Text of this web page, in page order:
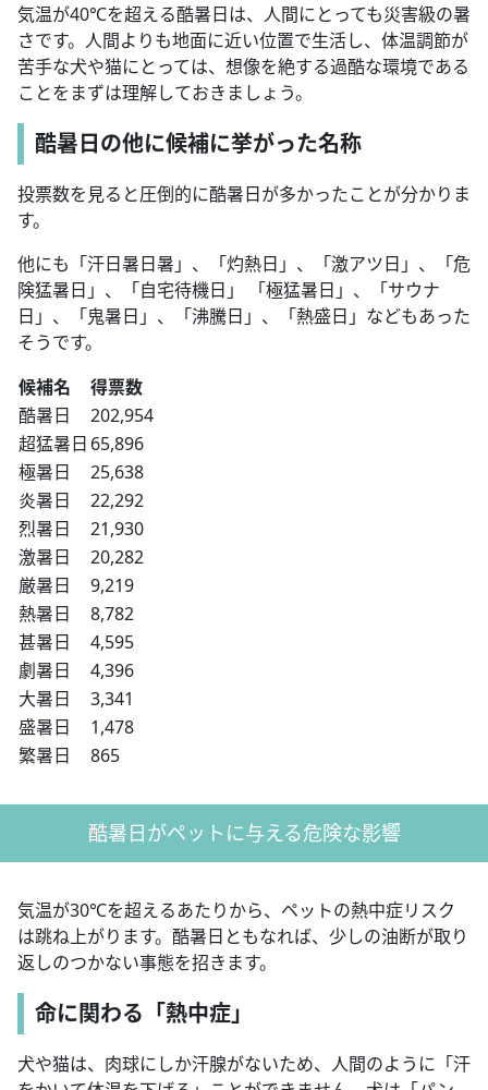
気温が40℃を超える酷暑日は、人間にとっても災害級の暑
さです。人間よりも地面に近い位置で生活し、体温調節が
苦手な犬や猫にとっては、想像を絶する過酷な環境である
ことをまずは理解しておきましょう。
酷暑日の他に候補に挙がった名称
投票数を見ると圧倒的に酷暑日が多かったことが分かりま
す。
他にも「汗日暑日暑」、「灼熱日」、「激アツ日」、「危
険猛暑日」、「自宅待機日」 「極猛暑日」、「サウナ
日」、「鬼暑日」、「沸騰日」、「熱盛日」などもあった
そうです。
候補名
得票数
酷暑日
202,954
超猛暑日 65,896
極暑日
25,638
炎暑日
22,292
烈暑日
21,930
激暑日
20,282
厳暑日
9,219
熱暑日
8,782
甚暑日
4,595
劇暑日
4,396
大暑日
3,341
盛暑日
1,478
繁暑日
865
酷暑日がペットに与える危険な影響
気温が30℃を超えるあたりから、ペットの熱中症リスク
は跳ね上がります。酷暑日ともなれば、少しの油断が取り
返しのつかない事態を招きます。
命に関わる「熱中症」
犬や猫は、肉球にしか汗腺がないため、人間のように「汗